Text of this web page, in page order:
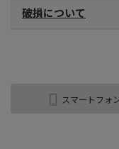
破損について
スマートフォ